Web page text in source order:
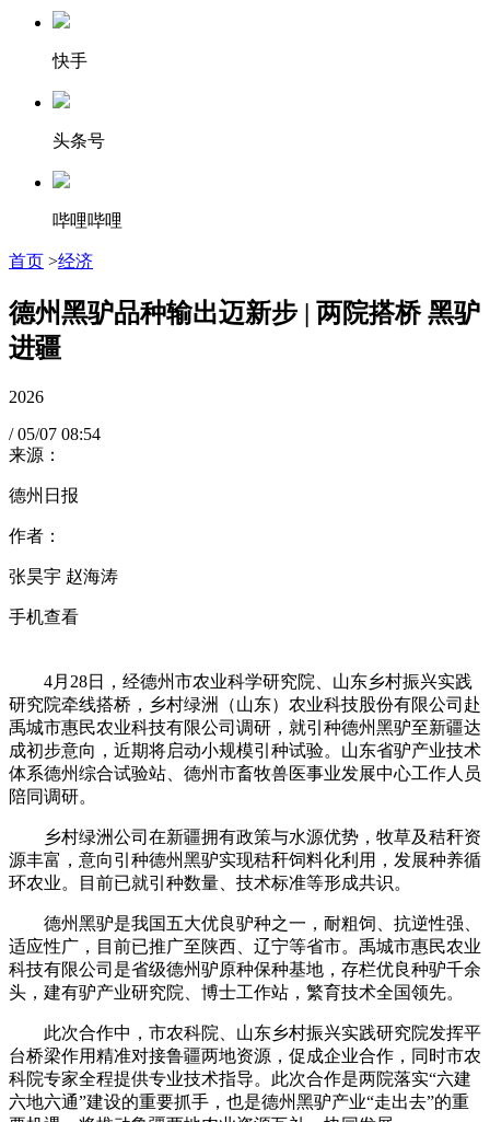
快手
头条号
哔哩哔哩
首页 >经济
德州黑驴品种输出迈新步 | 两院搭桥 黑驴
进疆
2026
/ 05/07 08:54
来源：
德州日报
作者：
张昊宇 赵海涛
手机查看
4月28日，经德州市农业科学研究院、山东乡村振兴实践
研究院牵线搭桥，乡村绿洲（山东）农业科技股份有限公司赴
禹城市惠民农业科技有限公司调研，就引种德州黑驴至新疆达
成初步意向，近期将启动小规模引种试验。山东省驴产业技术
体系德州综合试验站、德州市畜牧兽医事业发展中心工作人员
陪同调研。
乡村绿洲公司在新疆拥有政策与水源优势，牧草及秸秆资
源丰富，意向引种德州黑驴实现秸秆饲料化利用，发展种养循
环农业。目前已就引种数量、技术标准等形成共识。
德州黑驴是我国五大优良驴种之一，耐粗饲、抗逆性强、
适应性广，目前已推广至陕西、辽宁等省市。禹城市惠民农业
科技有限公司是省级德州驴原种保种基地，存栏优良种驴千余
头，建有驴产业研究院、博士工作站，繁育技术全国领先。
此次合作中，市农科院、山东乡村振兴实践研究院发挥平
台桥梁作用精准对接鲁疆两地资源，促成企业合作，同时市农
科院专家全程提供专业技术指导。此次合作是两院落实“六建
六地六通”建设的重要抓手，也是德州黑驴产业“走出去”的重